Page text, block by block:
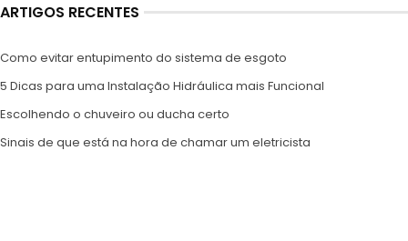
ARTIGOS RECENTES
Como evitar entupimento do sistema de esgoto
5 Dicas para uma Instalação Hidráulica mais Funcional
Escolhendo o chuveiro ou ducha certo
Sinais de que está na hora de chamar um eletricista